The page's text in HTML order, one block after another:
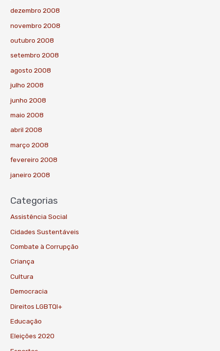
dezembro 2008
novembro 2008
outubro 2008
setembro 2008
agosto 2008
julho 2008
junho 2008
maio 2008
abril 2008
março 2008
fevereiro 2008
janeiro 2008
Categorias
Assistência Social
Cidades Sustentáveis
Combate à Corrupção
Criança
Cultura
Democracia
Direitos LGBTQI+
Educação
Eleições 2020